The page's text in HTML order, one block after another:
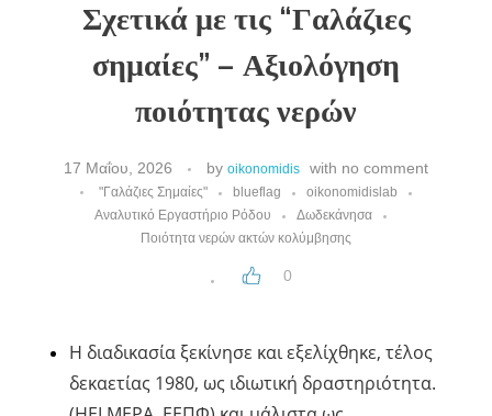
Σχετικά με τις “Γαλάζιες
σημαίες” – Αξιολόγηση
ποιότητας νερών
17 Μαΐου, 2026 by oikonomidis with no comment
"Γαλάζιες Σημαίες" blueflag
oikonomidislab
Αναλυτικό Εργαστήριο Ρόδου
Δωδεκάνησα
Ποιότητα νερών ακτών κολύμβησης
0
Η διαδικασία ξεκίνησε και εξελίχθηκε, τέλος
δεκαετίας 1980, ως ιδιωτική δραστηριότητα.